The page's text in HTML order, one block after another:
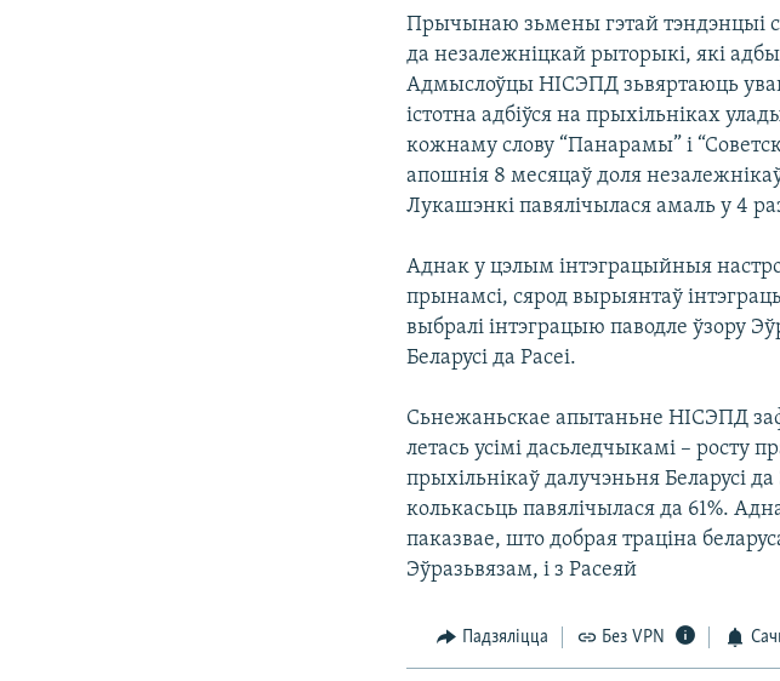
Прычынаю зьмены гэтай тэндэнцыі
да незалежніцкай рыторыкі, які
Адмыслоўцы НІСЭПД зьвяртаюць
істотна адбіўся на прыхільніках
кожнаму слову “Панарамы” і
апошнія 8 месяцаў доля
Лукашэнкі павялічылася амаль у 4
Аднак у цэлым інтэграцыйныя
прынамсі, сярод вырыянтаў
выбралі інтэграцыю паводле ўзору
Беларусі да Расеі.
Сьнежаньскае апытаньне НІСЭПД
летась усімі дасьледчыкамі – росту
прыхільнікаў далучэньня Беларусі
колькасьць павялічылася да 61%.
паказвае, што добрая траціна
Эўразьвязам, і з Расеяй
Падзяліцца Без VPN